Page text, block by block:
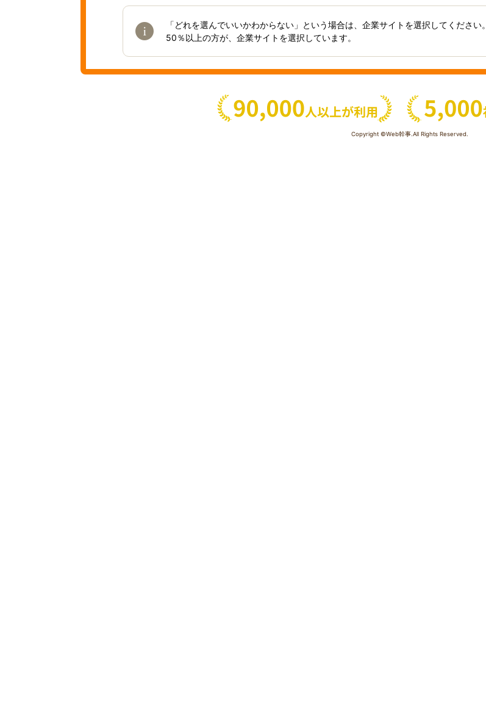
「どれを選んでいいかわからない」という場合は、企業サイトを選択してください。
50％以上の方が、企業サイトを選択しています。
Copyright ©Web幹事.All Rights Reserved.